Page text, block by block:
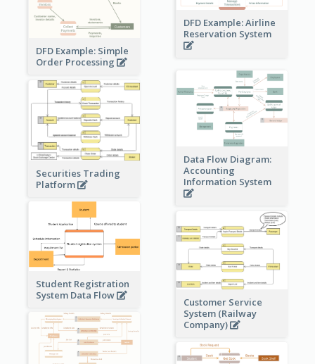
DFD Example: Airline
Reservation System
DFD Example: Simple
Order Processing
Data Flow Diagram:
Accounting
Information System
Securities Trading
Platform
Student Registration
System Data Flow
Customer Service
System (Railway
Company)